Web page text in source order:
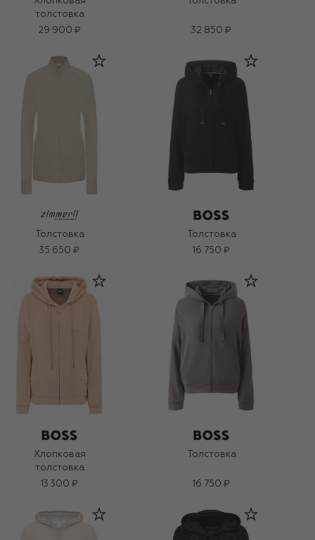
толстовка
29 900 ₽
32 850 ₽
Толстовка
35 650 ₽
Толстовка
16 750 ₽
Хлопковая
толстовка
13 300 ₽
Толстовка
16 750 ₽